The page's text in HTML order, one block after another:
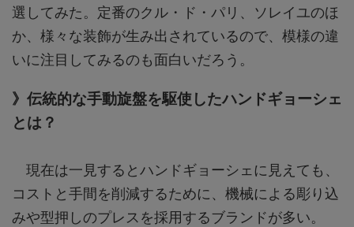
選してみた。定番のクル・ド・パリ、ソレイユのほ
か、様々な装飾が生み出されているので、模様の違
いに注目してみるのも面白いだろう。
》伝統的な手動旋盤を駆使したハンドギョーシェ
とは？
現在は一見するとハンドギョーシェに見えても、
コストと手間を削減するために、機械による彫り込
みや型押しのプレスを採用するブランドが多い。